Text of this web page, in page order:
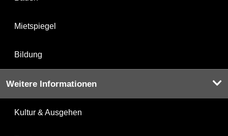
Mietspiegel
Bildung
Weitere Informationen
Kultur & Ausgehen